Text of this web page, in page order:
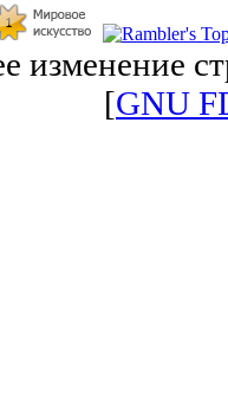
изменение
[GNU